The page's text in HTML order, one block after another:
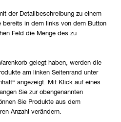
der Detailbeschreibung zu einem
bereits in dem links von dem Button
Feld die Menge des zu
gelegt haben, werden die
am linken Seitenrand unter
angezeigt. Mit Klick auf eines
Sie zur obengenannten
Sie Produkte aus dem
Anzahl verändern.